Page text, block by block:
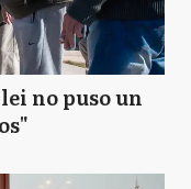
no puso un